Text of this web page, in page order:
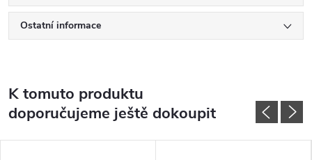
Ostatní informace
K tomuto produktu
doporučujeme ještě dokoupit